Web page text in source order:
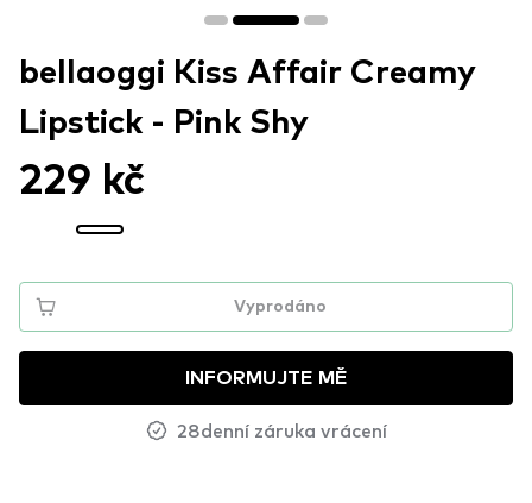
bellaoggi Kiss Affair Creamy
Lipstick - Pink Shy
229 kč
Vyprodáno
INFORMUJTE MĚ
28denní záruka vrácení